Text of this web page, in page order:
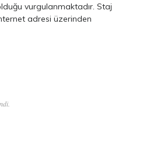
vurgulanmaktadır. Staj
adresi üzerinden